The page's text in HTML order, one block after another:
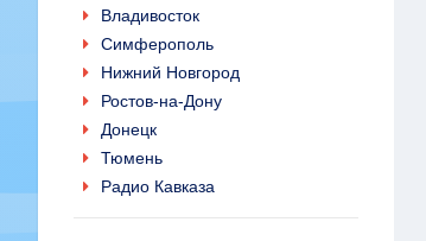
Владивосток
Симферополь
Нижний Новгород
Ростов-на-Дону
Донецк
Тюмень
Радио Кавказа